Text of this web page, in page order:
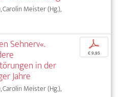
Carolin Meister (Hg.),
Sehnerv«.
in der
Jahre
Carolin Meister (Hg.),
p
€ 9,95